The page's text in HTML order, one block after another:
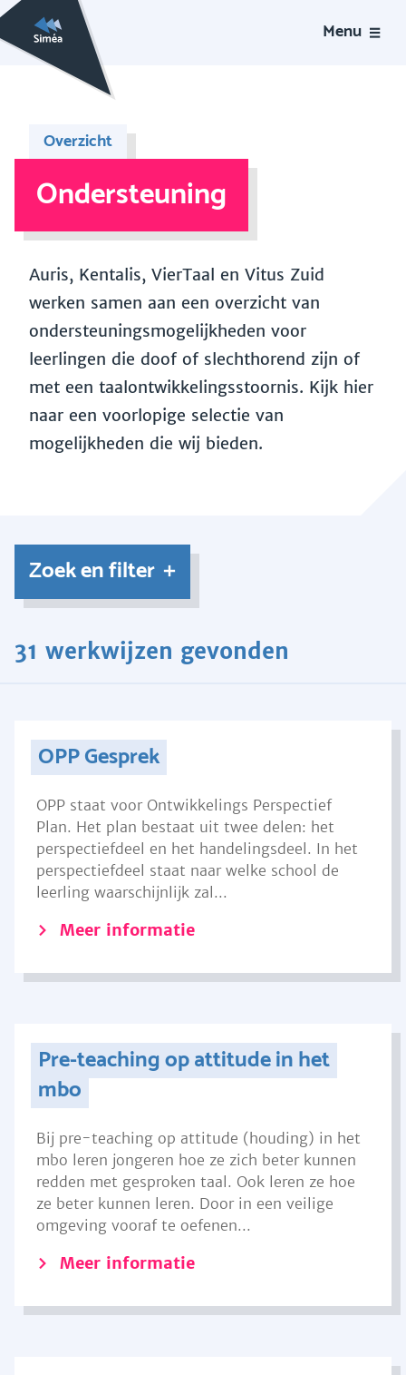
Menu
Overzicht
Ondersteuning
Auris, Kentalis, VierTaal en Vitus Zuid
werken samen aan een overzicht van
ondersteuningsmogelijkheden voor
leerlingen die doof of slechthorend zijn of
met een taalontwikkelingsstoornis. Kijk hier
naar een voorlopige selectie van
mogelijkheden die wij bieden.
Zoek en filter
31 werkwijzen gevonden
OPP Gesprek
OPP staat voor Ontwikkelings Perspectief
Plan. Het plan bestaat uit twee delen: het
perspectiefdeel en het handelingsdeel. In het
perspectiefdeel staat naar welke school de
leerling waarschijnlijk zal...
Meer informatie
Pre-teaching op attitude in het
mbo
Bij pre-teaching op attitude (houding) in het
mbo leren jongeren hoe ze zich beter kunnen
redden met gesproken taal. Ook leren ze hoe
ze beter kunnen leren. Door in een veilige
omgeving vooraf te oefenen...
Meer informatie